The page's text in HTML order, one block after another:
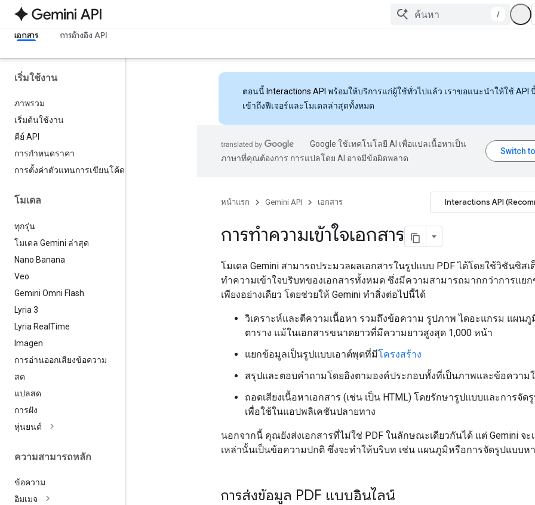
/
เอกสาร
การอ้างอิง API
เริ่มใช้งาน
ภาพรวม
เริ่มต้นใช้งาน
คีย์ API
การกำหนดราคา
การตั้งค่าตัวแทนการเขียนโค้ด
โมเดล
ทุกรุ่น
โมเดล Gemini ล่าสุด
Nano Banana
Veo
Gemini Omni Flash
Lyria 3
Lyria Real Time
Imagen
การอ่านออกเสียงข้อความ
สด
แปลสด
การฝัง
หุ่นยนต์
ความสามารถหลัก
ข้อความ
อิมเมจ
ตอนนี้ Interactions API พร้อมให้บริการแก่ผู้ใช้ทั่วไปแล้ว เราขอแนะนำให้ใช้ API
เข้าถึงฟีเจอร์และโมเดลล่าสุดทั้งหมด
Google ใช้เทคโนโลยี AI เพื่อแปลเนื้อหาเป็น
ภาษาที่คุณต้องการ การแปลโดย AI อาจมีข้อผิดพลาด
หน้าแรก Gemini API เอกสาร Interactions API
การทำความเข้าใจเอกสาร
โมเดล Gemini สามารถประมวลผลเอกสารในรูปแบบ PDF ได้โดยใช้วิชันซิสเ
ทำความเข้าใจบริบทของเอกสารทั้งหมด ซึ่งมีความสามารถมากกว่าการแย
เพียงอย่างเดียว โดยช่วยให้ Gemini ทำสิ่งต่อไปนี้ได้
วิเคราะห์และตีความเนื้อหา รวมถึงข้อความ รูปภาพ ไดอะแกรม แผนภู
ตาราง แม้ในเอกสารขนาดยาวที่มีความยาวสูงสุด 1,000 หน้า
แยกข้อมูลเป็นรูปแบบเอาต์พุตที่มีโครงสร้าง
สรุปและตอบคำถามโดยอิงตามองค์ประกอบทั้งที่เป็นภาพและข้อความ
ถอดเสียงเนื้อหาเอกสาร (เช่น เป็น HTML) โดยรักษารูปแบบและการจัด
เพื่อใช้ในแอปพลิเคชันปลายทาง
นอกจากนี้ คุณยังส่งเอกสารที่ไม่ใช่ PDF ในลักษณะเดียวกันได้ แต่ Gemini จะ
เหล่านั้นเป็นข้อความปกติ ซึ่งจะทำให้บริบท เช่น แผนภูมิหรือการจัดรูปแบบห
การส่งข้อมูล PDF แบบอินไลน์